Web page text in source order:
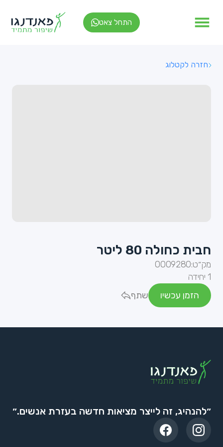
התחל צאט
חזרה לקטלוג
חבית כחולה 80 ליטר
מק״ט:0009280
1 יחידה
הזמן עכשיו
שתף
״להנהיג, זה לייצר מציאות חדשה בעזרת אנשים.״